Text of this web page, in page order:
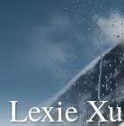
Lexie